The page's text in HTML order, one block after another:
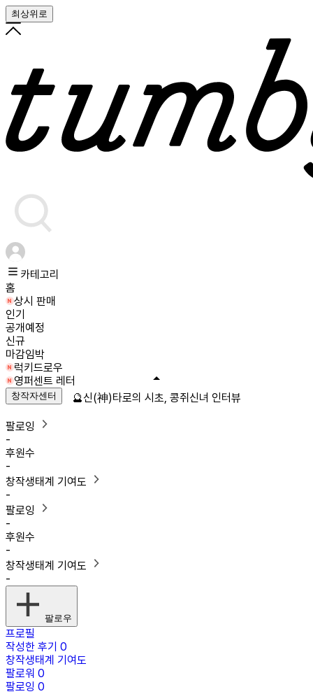
최상위로
카테고리
홈
상시 판매
인기
공개예정
신규
마감임박
럭키드로우
영퍼센트 레터
창작자센터
팔로잉
-
후원수
-
창작생태계 기여도
-
팔로잉
-
후원수
-
창작생태계 기여도
-
팔로우
프로필
작성한 후기 0
창작생태계 기여도
팔로워 0
팔로잉 0
🔮신(神)타로의 시초, 콩쥐신녀 인터뷰